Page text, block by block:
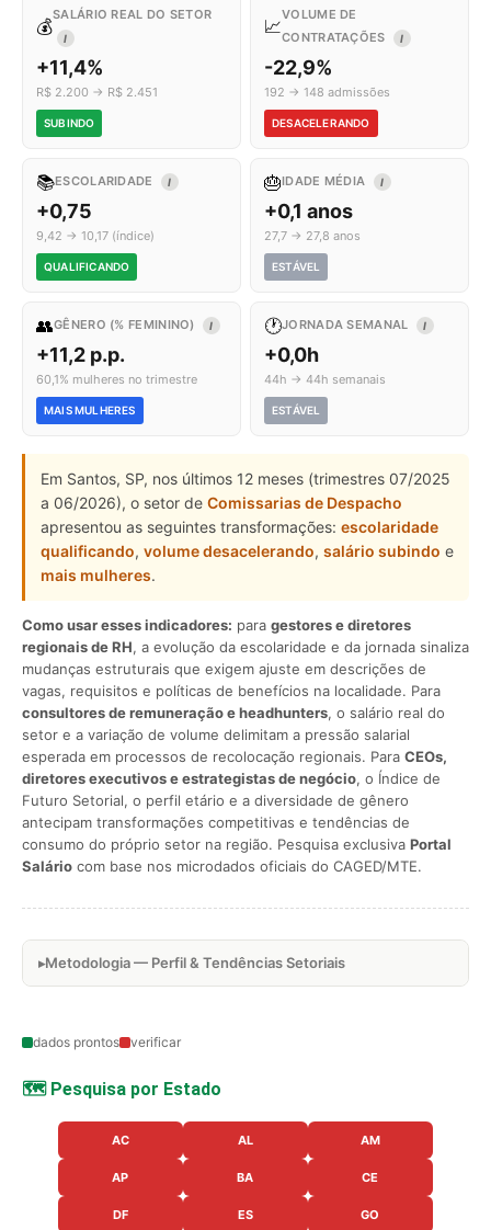
💰
SALÁRIO REAL DO SETOR
I
+11,4%
R$ 2.200 → R$ 2.451
SUBINDO
📈
VOLUME DE
CONTRATAÇÕES
I
-22,9%
192 → 148 admissões
DESACELERANDO
📚ESCOLARIDADE I
+0,75
9,42 → 10,17 (índice)
QUALIFICANDO
🎂IDADE MÉDIA I
+0,1 anos
27,7 → 27,8 anos
ESTÁVEL
👥GÊNERO (% FEMININO) I
+11,2 p.p.
60,1% mulheres no trimestre
MAIS MULHERES
🕐JORNADA SEMANAL I
+0,0h
44h → 44h semanais
ESTÁVEL
Em Santos, SP, nos últimos 12 meses (trimestres 07/2025
a 06/2026), o setor de Comissarias de Despacho
apresentou as seguintes transformações: escolaridade
qualificando, volume desacelerando, salário subindo e
mais mulheres.
Como usar esses indicadores: para gestores e diretores
regionais de RH, a evolução da escolaridade e da jornada sinaliza
mudanças estruturais que exigem ajuste em descrições de
vagas, requisitos e políticas de benefícios na localidade. Para
consultores de remuneração e headhunters, o salário real do
setor e a variação de volume delimitam a pressão salarial
esperada em processos de recolocação regionais. Para CEOs,
diretores executivos e estrategistas de negócio, o Índice de
Futuro Setorial, o perfil etário e a diversidade de gênero
antecipam transformações competitivas e tendências de
consumo do próprio setor na região. Pesquisa exclusiva Portal
Salário com base nos microdados oficiais do CAGED/MTE.
Metodologia — Perfil & Tendências Setoriais
dados prontos verificar
🗺️ Pesquisa por Estado
AC AL AM
AP BA CE
DF ES GO